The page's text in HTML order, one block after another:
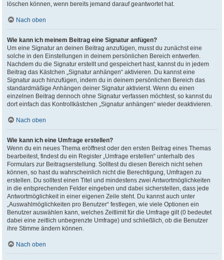
löschen können, wenn bereits jemand darauf geantwortet hat.
Nach oben
Wie kann ich meinem Beitrag eine Signatur anfügen?
Um eine Signatur an deinen Beitrag anzufügen, musst du zunächst eine
solche in den Einstellungen in deinem persönlichen Bereich entwerfen.
Nachdem du die Signatur erstellt und gespeichert hast, kannst du in jedem
Beitrag das Kästchen „Signatur anhängen“ aktivieren. Du kannst eine
Signatur auch hinzufügen, indem du in deinem persönlichen Bereich das
standardmäßige Anhängen deiner Signatur aktivierst. Wenn du einen
einzelnen Beitrag dennoch ohne Signatur verfassen möchtest, so kannst du
dort einfach das Kontrollkästchen „Signatur anhängen“ wieder deaktivieren.
Nach oben
Wie kann ich eine Umfrage erstellen?
Wenn du ein neues Thema eröffnest oder den ersten Beitrag eines Themas
bearbeitest, findest du ein Register „Umfrage erstellen“ unterhalb des
Formulars zur Beitragserstellung. Solltest du diesen Bereich nicht sehen
können, so hast du wahrscheinlich nicht die Berechtigung, Umfragen zu
erstellen. Du solltest einen Titel und mindestens zwei Antwortmöglichkeiten
in die entsprechenden Felder eingeben und dabei sicherstellen, dass jede
Antwortmöglichkeit in einer eigenen Zeile steht. Du kannst auch unter
„Auswahlmöglichkeiten pro Benutzer“ festlegen, wie viele Optionen ein
Benutzer auswählen kann, welches Zeitlimit für die Umfrage gilt (0 bedeutet
dabei eine zeitlich unbegrenzte Umfrage) und schließlich, ob die Benutzer
ihre Stimme ändern können.
Nach oben